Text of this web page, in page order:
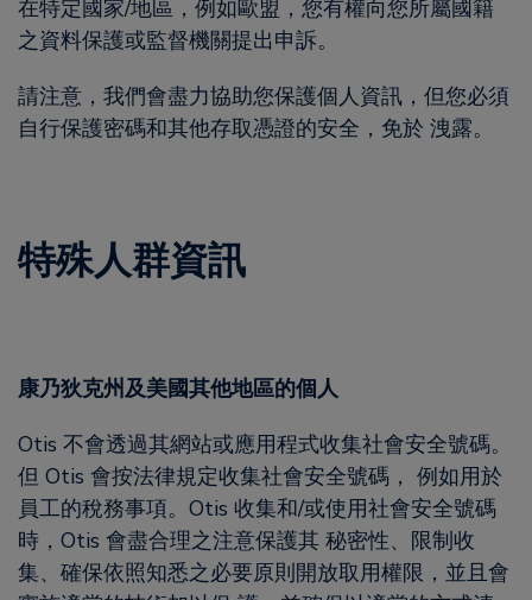
在特定國家/地區，例如歐盟，您有權向您所屬國籍
之資料保護或監督機關提出申訴。
請注意，我們會盡力協助您保護個人資訊，但您必須
自行保護密碼和其他存取憑證的安全，免於 洩露。
特殊人群資訊
康乃狄克州及美國其他地區的個人
Otis 不會透過其網站或應用程式收集社會安全號碼。
但 Otis 會按法律規定收集社會安全號碼， 例如用於
員工的稅務事項。Otis 收集和/或使用社會安全號碼
時，Otis 會盡合理之注意保護其 秘密性、限制收
集、確保依照知悉之必要原則開放取用權限，並且會